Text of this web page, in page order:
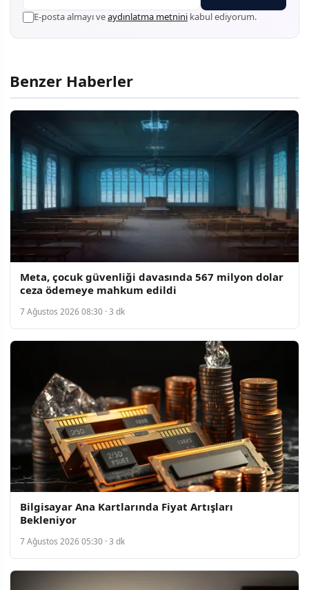
E-posta almayı veaydınlatma metnini kabul ediyorum.
Benzer Haberler
Meta, çocuk güvenliği davasında 567 milyon dolar
ceza ödemeye mahkum edildi
7 Ağustos 2026 08:30 · 3 dk
Bilgisayar Ana Kartlarında Fiyat Artışları
Bekleniyor
7 Ağustos 2026 05:30 · 3 dk